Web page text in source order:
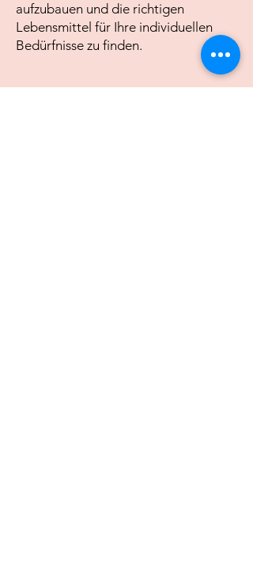
aufzubauen und die richtigen
Lebensmittel für Ihre individuellen
Bedürfnisse zu finden.